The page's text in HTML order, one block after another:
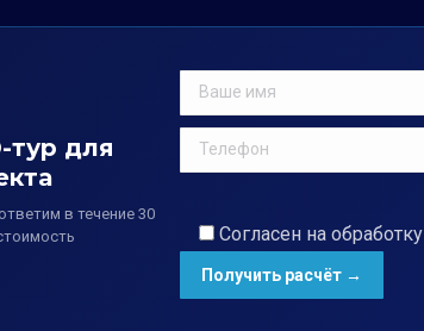
тур для
в течение 30
Согласен на обработку